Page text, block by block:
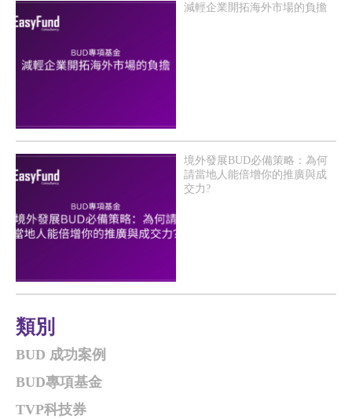
減輕企業開拓海外市場的負擔
境外發展BUD必備策略：為何
請當地人能倍增你的推廣與成
交力?
類別
BUD 成功案例
BUD專項基金
TVP科技券